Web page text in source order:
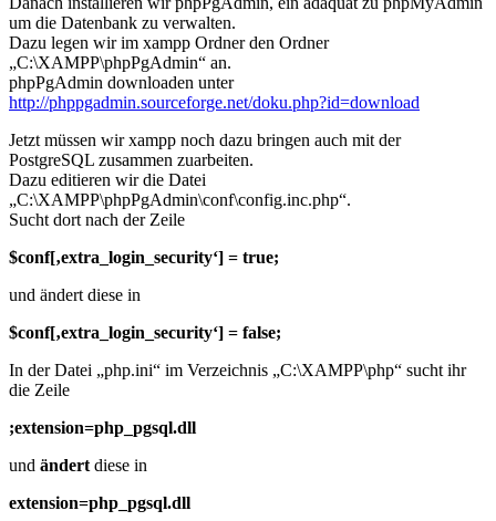
um die Datenbank zu verwalten.
Dazu legen wir im xampp Ordner den Ordner
„C:\XAMPP\phpPgAdmin“ an.
phpPgAdmin downloaden unter
http://phppgadmin.sourceforge.net/doku.php?id=download
Jetzt müssen wir xampp noch dazu bringen auch mit der
PostgreSQL zusammen zuarbeiten.
Dazu editieren wir die Datei
„C:\XAMPP\phpPgAdmin\conf\config.inc.php“.
Sucht dort nach der Zeile
$conf[‚extra_login_security‘] = true;
und ändert diese in
$conf[‚extra_login_security‘] = false;
In der Datei „php.ini“ im Verzeichnis „C:\XAMPP\php“ sucht ihr
die Zeile
;extension=php_pgsql.dll
und ändert diese in
extension=php_pgsql.dll